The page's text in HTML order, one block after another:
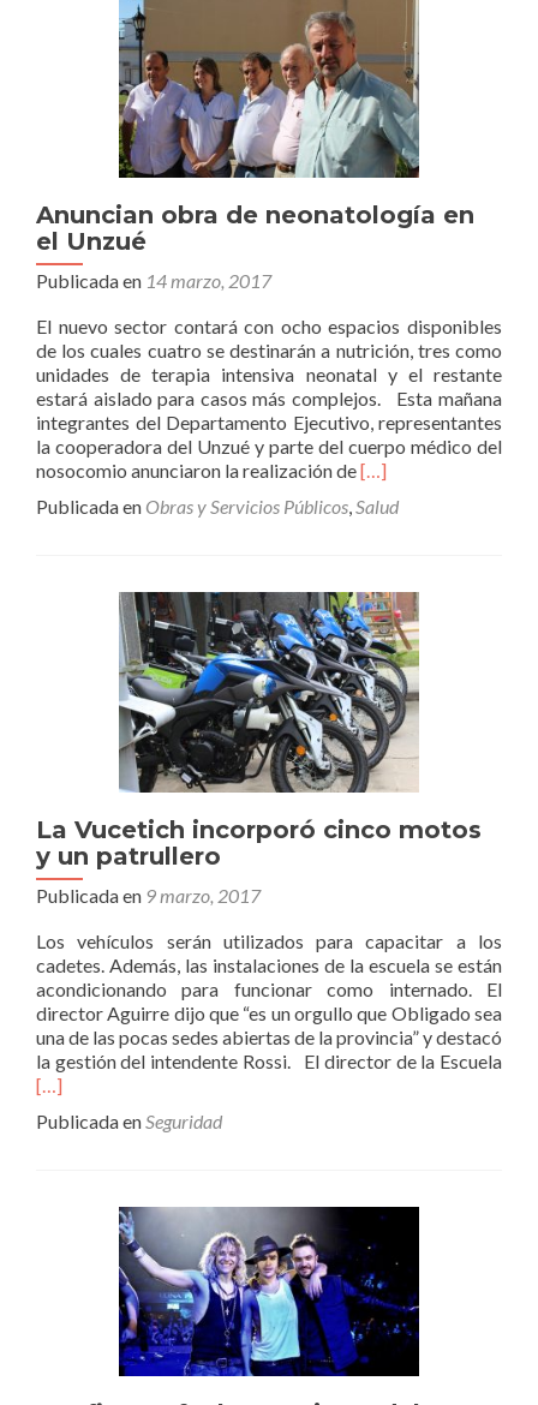
son
promesas,
son
realidades”
Anuncian obra de neonatología en
el Unzué
Publicada en 14 marzo, 2017
El nuevo sector contará con ocho espacios disponibles
de los cuales cuatro se destinarán a nutrición, tres como
unidades de terapia intensiva neonatal y el restante
estará aislado para casos más complejos. Esta mañana
integrantes del Departamento Ejecutivo, representantes
la cooperadora del Unzué y parte del cuerpo médico del
nosocomio anunciaron la realización deLeer
obra
en
el
Unzué
[…]
Publicada en Obras y Servicios Públicos,Salud
La Vucetich incorporó cinco motos
y un patrullero
Publicada en 9 marzo, 2017
Los vehículos serán utilizados para capacitar a los
cadetes. Además, las instalaciones de la escuela se están
acondicionando para funcionar como internado. El
director Aguirre dijo que “es un orgullo que Obligado sea
una de las pocas sedes abiertas de la provincia” y destacó
la gestión del intendente Rossi. El director de la EscuelaLeer
[…]
Publicada enSeguridad